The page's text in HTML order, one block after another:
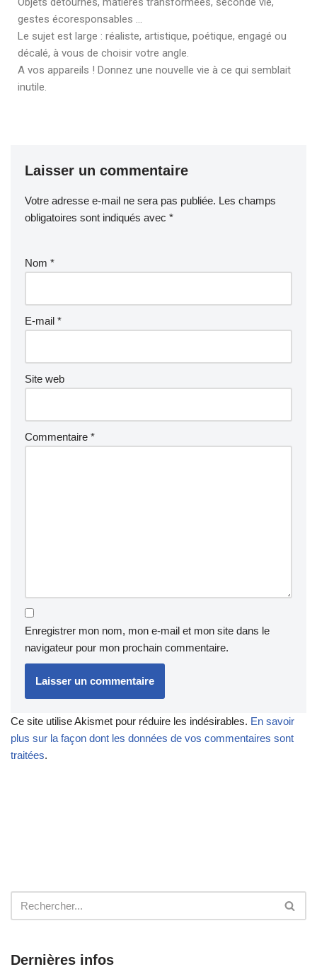
gestes écoresponsables …
Le sujet est large : réaliste, artistique, poétique, engagé ou
décalé, à vous de choisir votre angle.
A vos appareils ! Donnez une nouvelle vie à ce qui semblait
inutile.
Laisser un commentaire
Votre adresse e-mail ne sera pas publiée. Les champs
obligatoires sont indiqués avec *
Nom *
E-mail *
Site web
Commentaire *
Enregistrer mon nom, mon e-mail et mon site dans le
navigateur pour mon prochain commentaire.
Ce site utilise Akismet pour réduire les indésirables. En savoir
plus sur la façon dont les données de vos commentaires sont
traitées.
Dernières infos